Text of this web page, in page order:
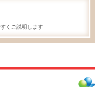
くご説明します